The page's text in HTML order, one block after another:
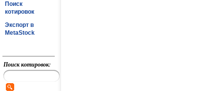
Поиск
котировок
Экспорт в
MetaStock
Поиск котировок: